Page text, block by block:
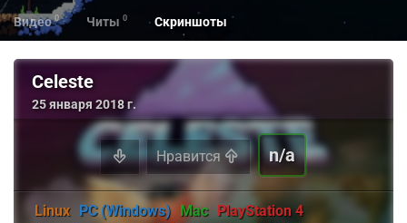
Видео 0 Читы 0 Скриншоты
Celeste
25 января 2018 г.
Нравится n/a
Linux PC (Windows) Mac PlayStation 4